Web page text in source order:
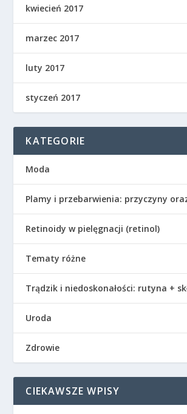
kwiecień 2017
marzec 2017
luty 2017
styczeń 2017
KATEGORIE
Moda
Plamy i przebarwienia: przyczyny
Retinoidy w pielęgnacji (retinol)
Tematy różne
Trądzik i niedoskonałości: rutyna +
Uroda
Zdrowie
CIEKAWSZE WPISY